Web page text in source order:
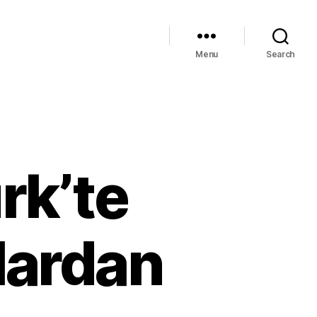
Menu Search